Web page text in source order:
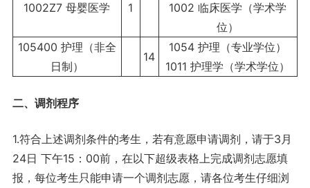
1002Z7 母婴医学 1
1002 临床医学（学术学
位）
105400 护理（非全
日制）
14
1054 护理（专业学位）
1011 护理学（学术学位）
二、调剂程序
1.符合上述调剂条件的考生，若有意愿申请调剂，请于3月
24日 下午15：00前，在以下超级表格上完成调剂志愿填
报，每位考生只能申请一个调剂志愿，请各位考生仔细浏